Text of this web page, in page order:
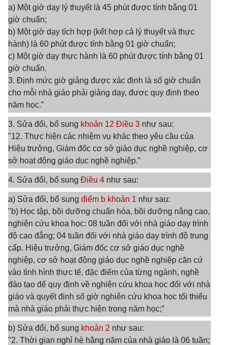
a) Một giờ dạy lý thuyết là 45 phút được tính bằng 01
giờ chuẩn;
b) Một giờ dạy tích hợp (kết hợp cả lý thuyết và thực
hành) là 60 phút được tính bằng 01 giờ chuẩn;
c) Một giờ dạy thực hành là 60 phút được tính bằng 01
giờ chuẩn.
3. Định mức giờ giảng được xác định là số giờ chuẩn
cho mỗi nhà giáo phải giảng dạy, được quy định theo
năm học.”
3. Sửa đổi, bổ sung khoản 12 Điều 3 như sau:
"12. Thực hiện các nhiệm vụ khác theo yêu cầu của
Hiệu trưởng, Giám đốc cơ sở giáo dục nghề nghiệp, cơ
sở hoạt động giáo dục nghề nghiệp.”
4. Sửa đổi, bổ sung Điều 4 như sau:
a) Sửa đổi, bổ sung điểm b khoản 1 như sau:
"b) Học tập, bồi dưỡng chuẩn hóa, bồi dưỡng nâng cao,
nghiên cứu khoa học: 08 tuần đối với nhà giáo dạy trình
độ cao đẳng; 04 tuần đối với nhà giáo dạy trình độ trung
cấp. Hiệu trưởng, Giám đốc cơ sở giáo dục nghề
nghiệp, cơ sở hoạt động giáo dục nghề nghiệp căn cứ
vào tình hình thực tế, đặc điểm của từng ngành, nghề
đào tạo để quy định về nghiên cứu khoa học đối với nhà
giáo và quyết định số giờ nghiên cứu khoa học tối thiểu
mà nhà giáo phải thực hiện trong năm học;”
b) Sửa đổi, bổ sung khoản 2 như sau:
"2. Thời gian nghỉ hè hằng năm của nhà giáo là 06 tuần;